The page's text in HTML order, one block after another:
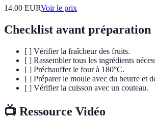
14.00 EURVoir le prix
Checklist avant préparation
[ ] Vérifier la fraîcheur des fruits.
[ ] Rassembler tous les ingrédients
[ ] Préchauffer le four à 180°C.
[ ] Préparer le moule avec du beurre et
[ ] Vérifier la cuisson avec un couteau.
📺 Ressource Vidéo